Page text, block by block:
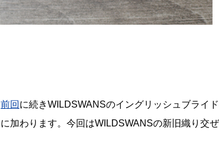
前回 に続きWILDSWANSのイングリッシュブライ
に加わります。今回はWILDSWANSの新旧織り交